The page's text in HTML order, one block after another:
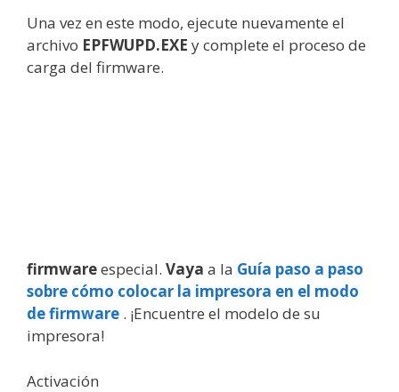
Una vez en este modo, ejecute nuevamente el
archivo EPFWUPD.EXE y complete el proceso de
carga del firmware.
firmwareespecial. Vaya a la Guía paso a paso
sobre cómo colocar la impresora en el modo
de firmware . ¡Encuentre el modelo de su
impresora!
Activación